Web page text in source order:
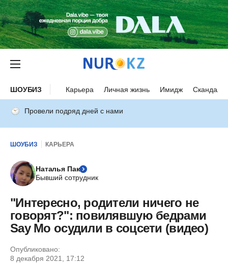
ШОУБИЗ Карьера Личная жизнь Имидж Скандалы
Провели подряд дней с нами
ШОУБИЗ КАРЬЕРА
Наталья Пак
Бывший сотрудник
"Интересно, родители ничего не
говорят?": повилявшую бедрами
Say Mo осудили в соцсети (видео)
Опубликовано:
8 декабря 2021, 17:12